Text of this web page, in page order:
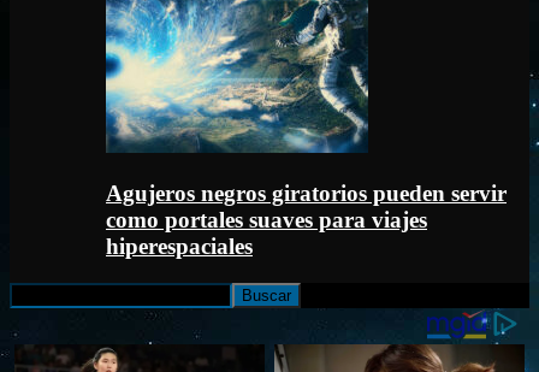
Agujeros negros giratorios pueden servir
como portales suaves para viajes
hiperespaciales